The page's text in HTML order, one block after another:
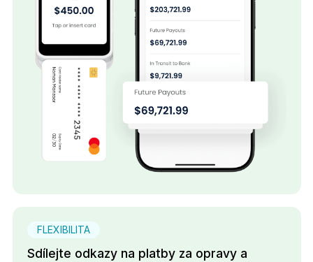
FLEXIBILITA
Sdílejte odkazy na platby za opravy a